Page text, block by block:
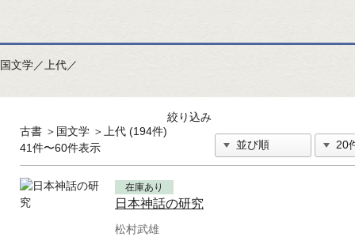
国文学／上代／
古書 ＞ 国文学 ＞上代 (194件)
41件〜60件表示
絞り込み
在庫あり
日本神話の研究
松村武雄